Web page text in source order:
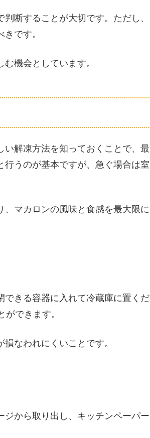
断することが大切です。ただし、
です。
機会としています。
解凍方法を知っておくことで、最
うのが基本ですが、急ぐ場合は室
マカロンの風味と食感を最大限に
きる容器に入れて冷蔵庫に置くだ
できます。
なわれにくいことです。
から取り出し、キッチンペーパー